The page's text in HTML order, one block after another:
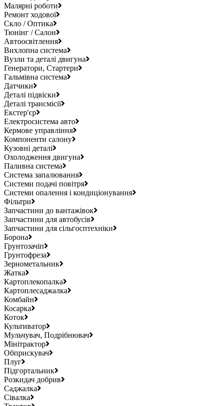
Малярні роботи
Ремонт ходової
Скло / Оптика
Тюнінг / Салон
Автоосвітлення
Вихлопна система
Вузли та деталі двигуна
Генератори, Стартери
Гальмівна система
Датчики
Деталі підвіски
Деталі трансмісії
Екстер'єр
Електросистема авто
Кермове управління
Компоненти салону
Кузовні деталі
Охолодження двигуна
Паливна система
Система запалювання
Системи подачі повітря
Системи опалення і кондиціонування
Фільтри
Запчастини до вантажівок
Запчастини для автобусів
Запчастини для сільгосптехніки
Борона
Грунтозачіп
Грунтофреза
Зернометальник
Жатка
Картоплекопалка
Картоплесаджалка
Комбайн
Косарка
Коток
Культиватор
Мульчувач, Подрібнювач
Мінітрактор
Обприскувач
Плуг
Підгортальник
Розкидач добрив
Саджалка
Сівалка